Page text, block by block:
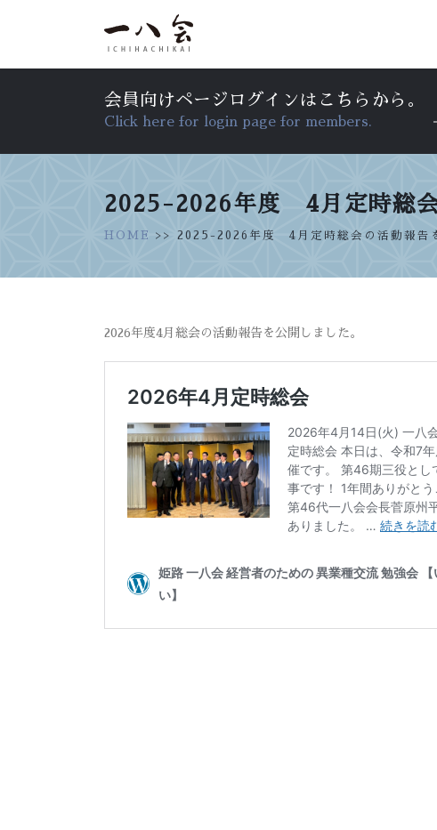
会員向けページログインはこちらから。
Click here for login page for members.
2025-2026年度 4月定時総会
HOME >> 2025-2026年度 4月定時総会の活動報告
2026年度4月総会の活動報告を公開しました。